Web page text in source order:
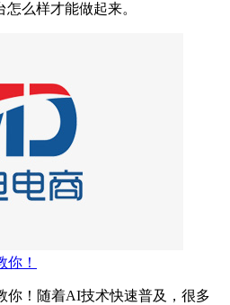
么样才能做起来。
！
你！随着AI技术快速普及，很多